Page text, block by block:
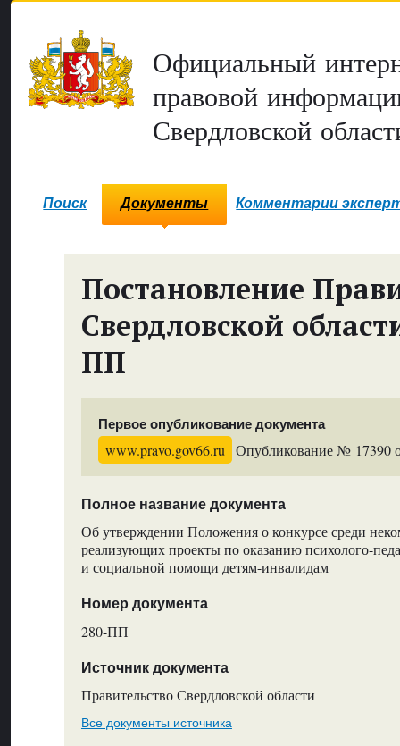
Официальный
правовой
Свердловской
Поиск Документы Комментарии
Постановление
Свердловской
ПП
Первое опубликование документа
www.pravo.gov66.ru Опубликование № 17390
Полное название документа
Об утверждении Положения о конкурсе среди
реализующих проекты по оказанию психолого-
и социальной помощи детям-инвалидам
Номер документа
280-ПП
Источник документа
Правительство Свердловской области
Все документы источника